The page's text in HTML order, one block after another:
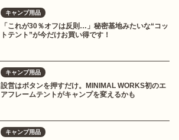
キャンプ用品
「これが30％オフは反則…」秘密基地みたいな“コッ
トテント”が今だけお買い得です！
キャンプ用品
設営はボタンを押すだけ。MINIMAL WORKS初のエ
アフレームテントがキャンプを変えるかも
キャンプ用品